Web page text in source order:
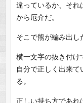
違っているか、それ
から厄介だ。
そこで熊が編み出し
横一文字の抜き付け
自分で正しく出来
る。
正しい持ち方であれ